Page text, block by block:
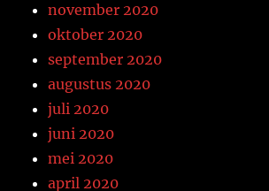
november 2020
oktober 2020
september 2020
augustus 2020
juli 2020
juni 2020
mei 2020
april 2020